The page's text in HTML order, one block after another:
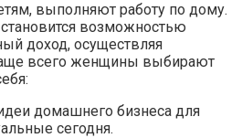
выполняют работу по дому.
возможностью
доход, осуществляя
всего женщины выбирают
домашнего бизнеса для
сегодня.